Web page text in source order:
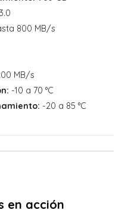
800 MB/s
MB/s
-10 a 70 °C
-20 a 85 °C